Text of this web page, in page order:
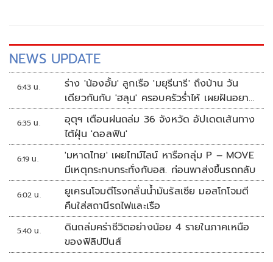
NEWS UPDATE
6:43 น.
ร่าง 'น้องอั้ม' ลูกเรือ 'มยุรีนารี' ถึงบ้าน วัน
เดียวกันกับ 'ฮลุน' ครอบครัวร่ำไห้ เผยฝันอยาก
เป็นทหารเรือ
6:35 น.
อุตุฯ เตือนฝนถล่ม 36 จังหวัด อัปเดตเส้นทาง
ไต้ฝุ่น 'ดอลฟิน'
6:19 น.
'มหาดไทย' เผยไทม์ไลน์ หารือกลุ่ม P – MOVE
มีเหตุกระทบกระทั่งกับอส. ก่อนพาส่งขึ้นรถกลับ
6:02 น.
ยูเครนโจมตีโรงกลั่นน้ำมันรัสเซีย มอสโกโจมตี
คืนใส่สถานีรถไฟและเรือ
5:40 น.
ดินถล่มคร่าชีวิตอย่างน้อย 4 รายในภาคเหนือ
ของฟิลิปปินส์